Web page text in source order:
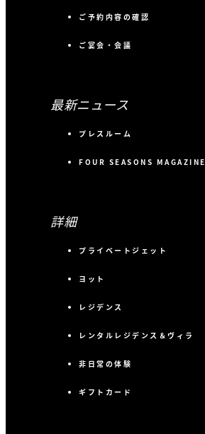
ご予約内容の確認
ご宴会・会議
最新ニュース
プレスルーム
FOUR SEASONS MAGAZINE
詳細
プライベートジェット
ヨット
レジデンス
レンタルレジデンス＆ヴィラ
非日常の体験
ギフトカード